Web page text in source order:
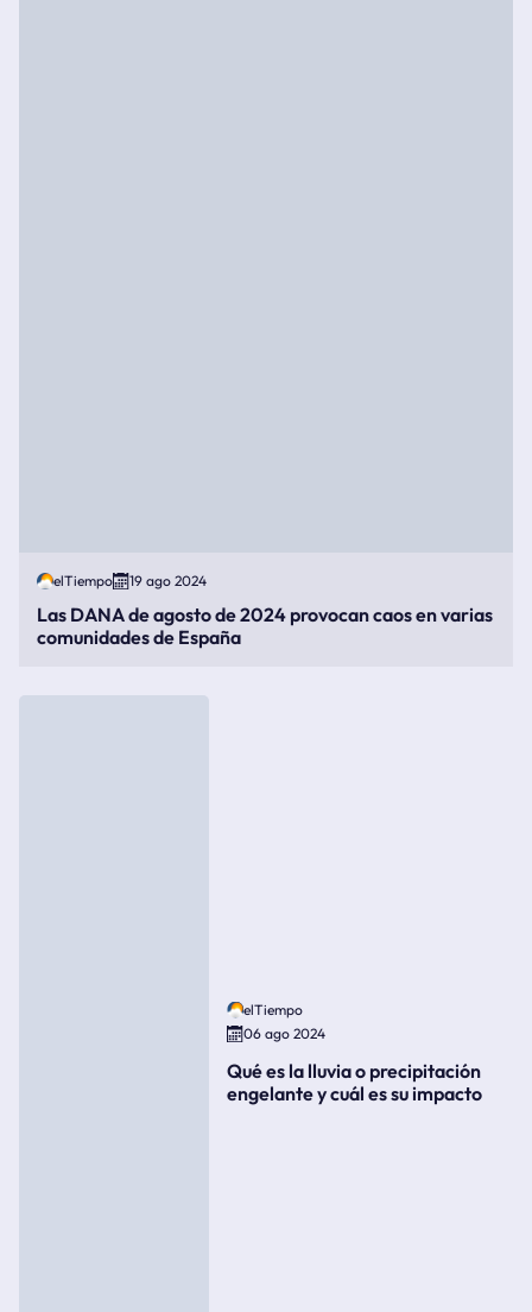
elTiempo 19 ago 2024
Las DANA de agosto de 2024 provocan caos en varias
comunidades de España
elTiempo
06 ago 2024
Qué es la lluvia o precipitación
engelante y cuál es su impacto